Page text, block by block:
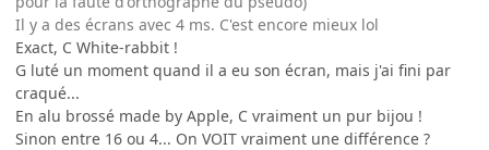
Il y a des écrans avec 4 ms. C'est encore mieux lol
Exact, C White-rabbit !
G luté un moment quand il a eu son écran, mais j'ai fini par
craqué...
En alu brossé made by Apple, C vraiment un pur bijou !
Sinon entre 16 ou 4... On VOIT vraiment une différence ?